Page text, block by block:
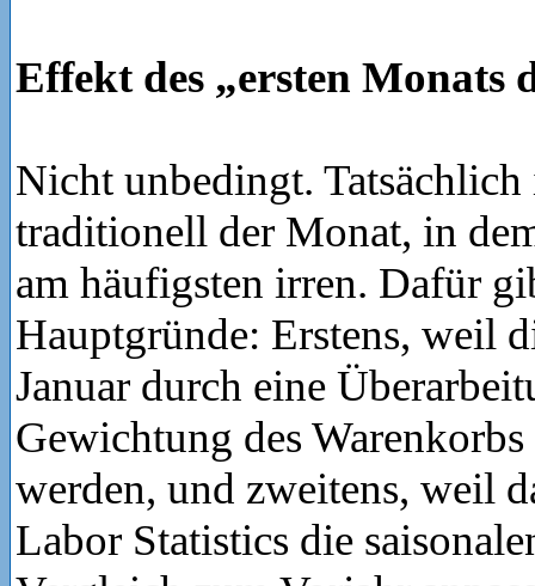
Effekt des „ersten Monats
Nicht unbedingt. Tatsächlich
traditionell der Monat, in
am häufigsten irren. Dafür
Hauptgründe: Erstens, weil
Januar durch eine
Gewichtung des
werden, und zweitens, weil
Labor Statistics die